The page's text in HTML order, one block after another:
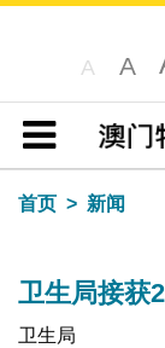
A A
目录
首页
新闻
卫生局接获
卫生局